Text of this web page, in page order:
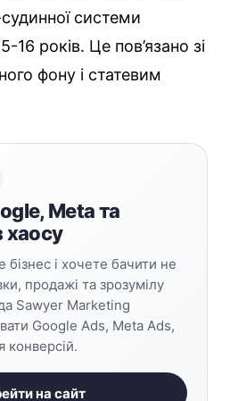
системи
16 років. Це пов’язано зі
фону і статевим
Meta та
хаосу
і хочете бачити не
продажі та зрозумілу
Sawyer Marketing
Google Ads, Meta Ads,
конверсій.
на сайт